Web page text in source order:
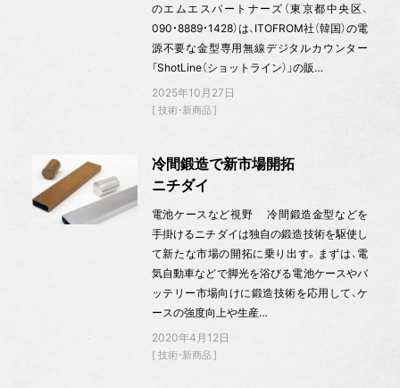
のエムエスパートナーズ（東京都中央区、
090・8889・1428）は、ITOFROM社（韓国）の電
源不要な金型専用無線デジタルカウンター
「ShotLine（ショットライン）」の販…
2025年10月27日
技術・新商品
冷間鍛造で新市場開拓
ニチダイ
電池ケースなど視野 冷間鍛造金型などを
手掛けるニチダイは独自の鍛造技術を駆使し
て新たな市場の開拓に乗り出す。まずは、電
気自動車などで脚光を浴びる電池ケースやバ
ッテリー市場向けに鍛造技術を応用して、ケ
ースの強度向上や生産…
2020年4月12日
技術・新商品